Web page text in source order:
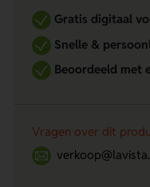
Gratis digitaal
Snelle &
Beoordeeld met
Vragen over dit